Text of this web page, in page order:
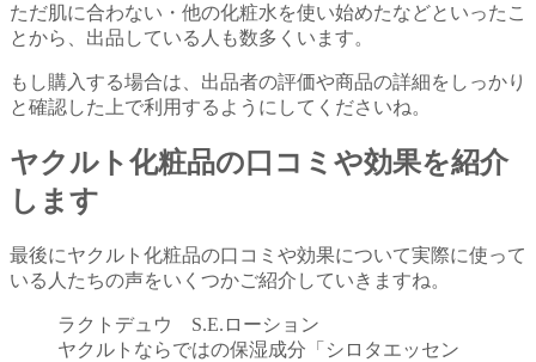
ただ肌に合わない・他の化粧水を使い始めたなどといったこ
とから、出品している人も数多くいます。
もし購入する場合は、出品者の評価や商品の詳細をしっかり
と確認した上で利用するようにしてくださいね。
ヤクルト化粧品の口コミや効果を紹介
します
最後にヤクルト化粧品の口コミや効果について実際に使って
いる人たちの声をいくつかご紹介していきますね。
ラクトデュウ S.E.ローション
ヤクルトならではの保湿成分「シロタエッセン